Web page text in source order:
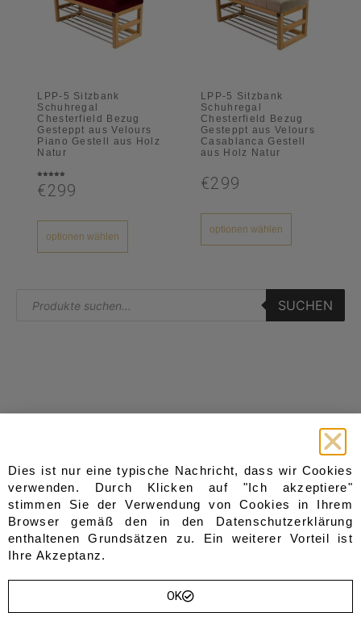
LPP-5 Sitzbank
Schuhregal
Chesterfield Bezug
Gesteppt aus Velours
Piano Gestell aus Holz
Natur
mit
5.00
von 5
€299
optionen wählen
LPP-5 Sitzbank
Schuhregal
Chesterfield Bezug
Gesteppt aus Velours
Casablanca Gestell
aus Holz Natur
€299
optionen wählen
SUCHEN
Shop
Blog
Über Uns
Kontakt
Wishlist
Sevice
Sitzbänke
Gesteppt
Gepolstert
aus Holz
aus Metall
Dies ist nur eine typische Nachricht, dass wir Cookies
verwenden. Durch Klicken auf "Ich akzeptiere"
stimmen Sie der Verwendung von Cookies in Ihrem
Browser gemäß den in den Datenschutzerklärung
enthaltenen Grundsätzen zu. Ein weiterer Vorteil ist
Ihre Akzeptanz.
OK